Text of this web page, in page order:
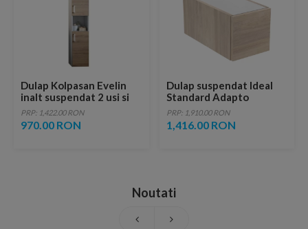
Dulap Kolpasan Evelin
inalt suspendat 2 usi si
polita 170cm stejar
PRP: 1,422.00 RON
970.00 RON
Dulap suspendat Ideal
Standard Adapto
25x24.5 cm lemn maro
deschis 1 sertar
PRP: 1,910.00 RON
1,416.00 RON
Noutati